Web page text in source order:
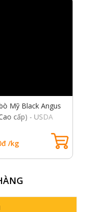
Mỹ Black Angus
cấp) - USDA
/kg